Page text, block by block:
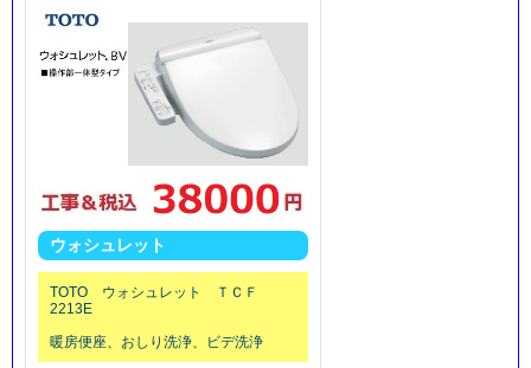
ウォシュレット
TOTO ウォシュレット ＴＣＦ
2213E
暖房便座、おしり洗浄、ビデ洗浄